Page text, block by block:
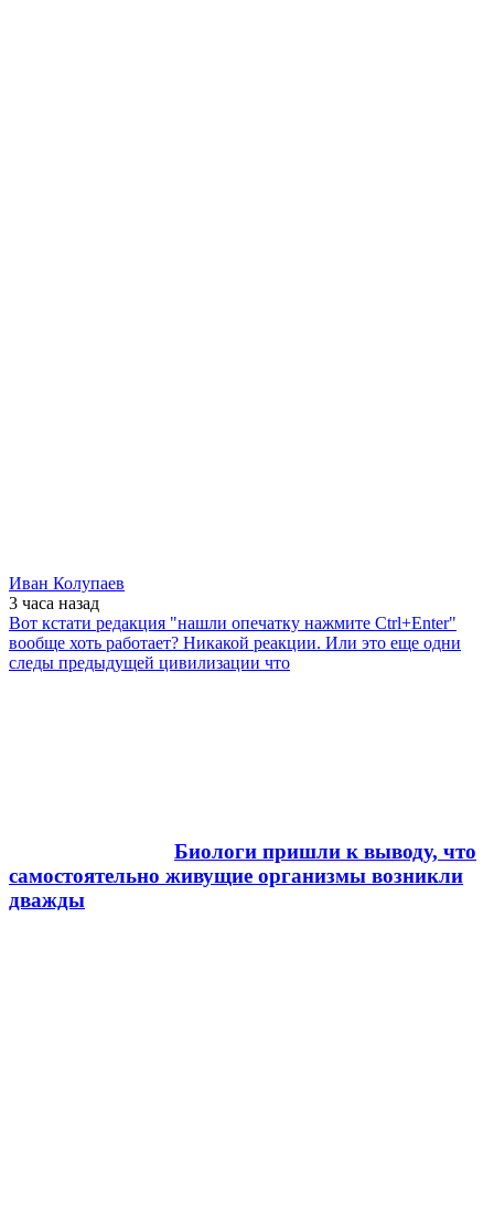
Иван Колупаев
3 часа назад
Вот кстати редакция "нашли опечатку нажмите Ctrl+Enter"
вообще хоть работает? Никакой реакции. Или это еще одни
следы предыдущей цивилизации что
Биологи пришли к выводу, что
самостоятельно живущие организмы возникли
дважды